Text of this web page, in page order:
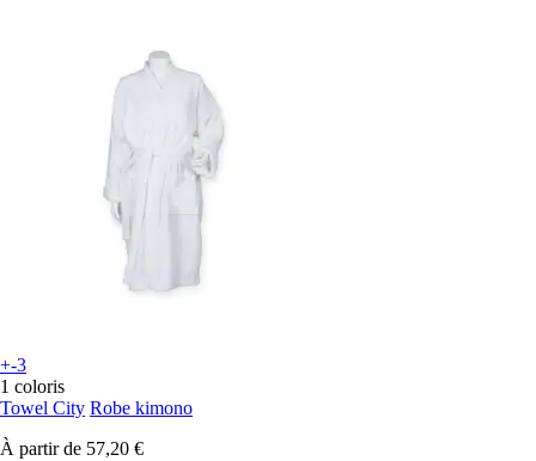
+-3
1 coloris
Towel City Robe kimono
À partir de 57,20 €